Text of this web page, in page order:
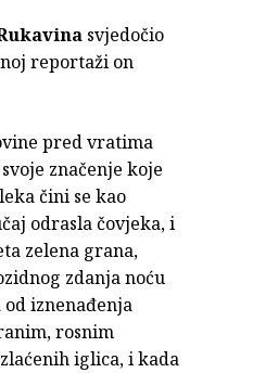
svjedočio
reportaži on
pred vratima
značenje koje
čini se kao
odrasla čovjeka, i
zelena grana,
zdanja noću
iznenađenja
rosnim
iglica, i kada